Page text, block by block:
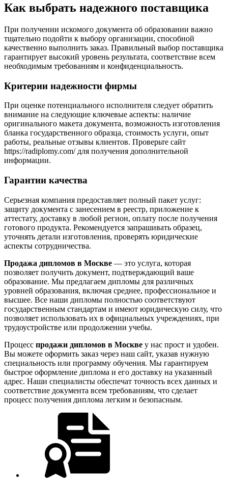
Как выбрать надежного поставщика
При получении искомого документа об образовании важно
тщательно подойти к выбору организации, способной
качественно выполнить заказ. Правильный выбор поставщика
гарантирует высокий уровень результата, соответствие всем
необходимым требованиям и конфиденциальность.
Критерии надежности фирмы
При оценке потенциального исполнителя следует обратить
внимание на следующие ключевые аспекты: наличие
оригинального макета документа, возможность изготовления
бланка государственного образца, стоимость услуги, опыт
работы, реальные отзывы клиентов. Проверьте сайт
https://radiplomy.com/ для получения дополнительной
информации.
Гарантии качества
Серьезная компания предоставляет полный пакет услуг:
защиту документа с занесением в реестр, приложение к
аттестату, доставку в любой регион, оплату после получения
готового продукта. Рекомендуется запрашивать образец,
уточнять детали изготовления, проверять юридические
аспекты сотрудничества.
Продажа дипломов в Москве — это услуга, которая
позволяет получить документ, подтверждающий ваше
образование. Мы предлагаем дипломы для различных
уровней образования, включая среднее, профессиональное и
высшее. Все наши дипломы полностью соответствуют
государственным стандартам и имеют юридическую силу, что
позволяет использовать их в официальных учреждениях, при
трудоустройстве или продолжении учебы.
Процесс продажи дипломов в Москве у нас прост и удобен.
Вы можете оформить заказ через наш сайт, указав нужную
специальность или программу обучения. Мы гарантируем
быстрое оформление диплома и его доставку на указанный
адрес. Наши специалисты обеспечат точность всех данных и
соответствие документа всем требованиям, что сделает
процесс получения диплома легким и безопасным.